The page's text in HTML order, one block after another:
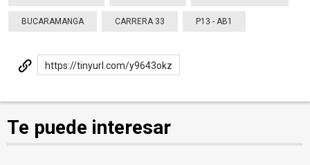
BUCARAMANGA CARRERA 33 P13 - AB1
https://tinyurl.com/y9643okz
Te puede interesar